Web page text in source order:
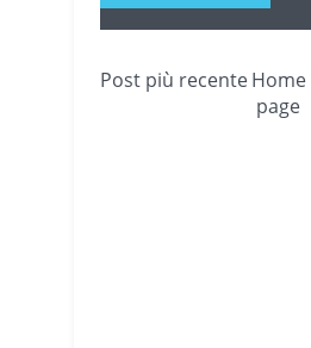
Post più recente Home
page